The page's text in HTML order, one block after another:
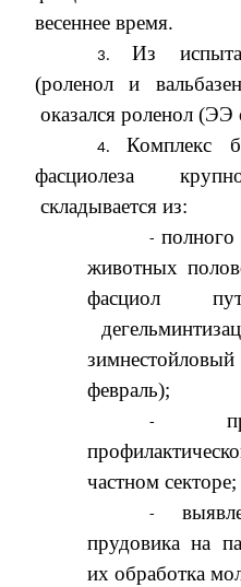
весеннее время.
Из
(роленол и
оказался роленол
Комплекс
фасциолеза
складывается из:
животных
фасциол
февраль);
частном секторе;
прудовика на
их обработка